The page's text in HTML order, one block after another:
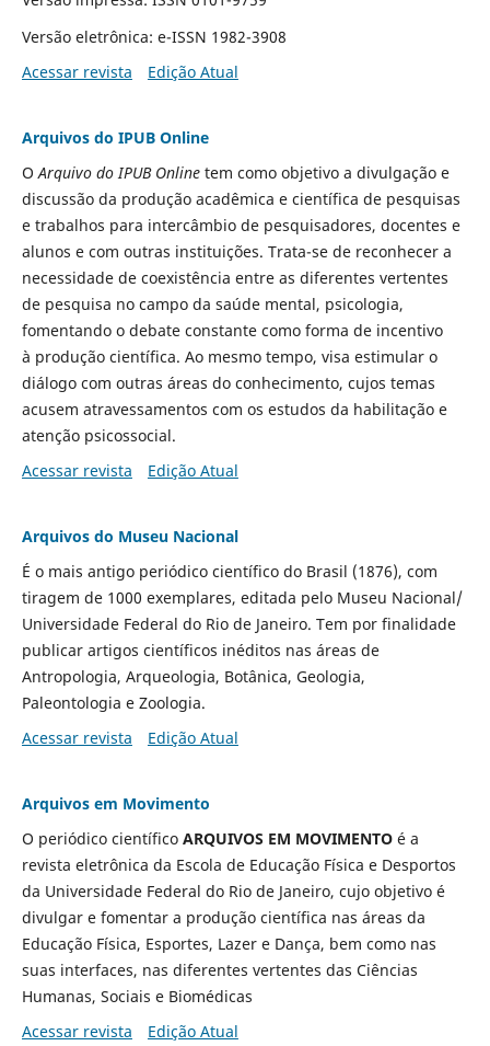
Versão eletrônica: e-ISSN 1982-3908
Acessar revista
Edição Atual
Arquivos do IPUB Online
OArquivo do IPUB Onlinetem como objetivo a divulgação e
discussão da produção acadêmica e científica de pesquisas
e trabalhos para intercâmbio de pesquisadores, docentes e
alunos e com outras instituições. Trata-se de reconhecer a
necessidade de coexistência entre as diferentes vertentes
de pesquisa no campo da saúde mental, psicologia,
fomentando o debate constante como forma de incentivo
à produção científica. Ao mesmo tempo, visa estimular o
diálogo com outras áreas do conhecimento, cujos temas
acusem atravessamentos com os estudos da habilitação e
atenção psicossocial.
Acessar revista
Edição Atual
Arquivos do Museu Nacional
É o mais antigo periódico científico do Brasil (1876), com
tiragem de 1000 exemplares, editada pelo Museu Nacional/
Universidade Federal do Rio de Janeiro. Tem por finalidade
publicar artigos científicos inéditos nas áreas de
Antropologia, Arqueologia, Botânica, Geologia,
Paleontologia e Zoologia.
Acessar revista
Edição Atual
Arquivos em Movimento
O periódico científico ARQUIVOS EM MOVIMENTOé a
revista eletrônica da Escola de Educação Física e Desportos
da Universidade Federal do Rio de Janeiro, cujo objetivo é
divulgar e fomentar a produção científica nas áreas da
Educação Física, Esportes, Lazer e Dança, bem como nas
suas interfaces, nas diferentes vertentes das Ciências
Humanas, Sociais e Biomédicas
Acessar revista
Edição Atual